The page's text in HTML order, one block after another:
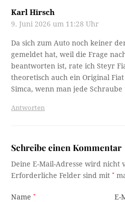
Karl Hirsch
9. Juni 2026 um 11:28 Uhr
Da sich zum Auto noch keiner
gemeldet hat, weil die Frage
beantworten ist, rate ich Steyr
theoretisch auch ein Original
Simca, wenn man jede
Antworten
Schreibe einen Kommentar
Deine E-Mail-Adresse wird nicht
Erforderliche Felder sind mit*
Name* E-